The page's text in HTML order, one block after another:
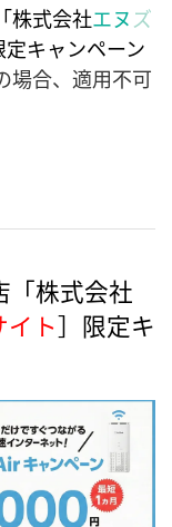
株式会社エヌ ズ
定キャンペーン
場合、適用不可
株式会社
ト］限定キ